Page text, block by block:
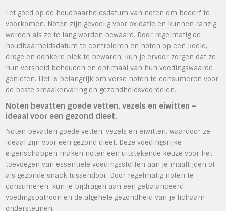
Let goed op de houdbaarheidsdatum van noten om bederf te
voorkomen. Noten zijn gevoelig voor oxidatie en kunnen ranzig
worden als ze te lang worden bewaard. Door regelmatig de
houdbaarheidsdatum te controleren en noten op een koele,
droge en donkere plek te bewaren, kun je ervoor zorgen dat ze
hun versheid behouden en optimaal van hun voedingswaarde
genieten. Het is belangrijk om verse noten te consumeren voor
de beste smaakervaring en gezondheidsvoordelen.
Noten bevatten goede vetten, vezels en eiwitten –
ideaal voor een gezond dieet.
Noten bevatten goede vetten, vezels en eiwitten, waardoor ze
ideaal zijn voor een gezond dieet. Deze voedingsrijke
eigenschappen maken noten een uitstekende keuze voor het
toevoegen van essentiële voedingsstoffen aan je maaltijden of
als gezonde snack tussendoor. Door regelmatig noten te
consumeren, kun je bijdragen aan een gebalanceerd
voedingspatroon en de algehele gezondheid van je lichaam
ondersteunen.